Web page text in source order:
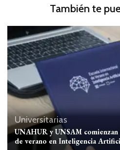
También te
Universitarias
UNAHUR y UNSAM
de verano en Inteligencia